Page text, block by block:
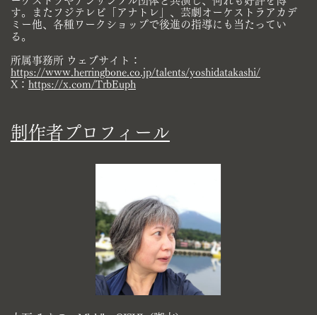
す。またフジテレビ「アナトレ」、芸劇オーケストラアカデ
ミー他、各種ワークショップで後​進の指導にも当たってい
る。
所属事務所ウェブサイト：
https://www.herringbone.co.jp/talents/yoshidatakashi/
X： https://x.com/TrbEuph
制作者プロフィール